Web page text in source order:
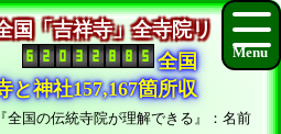
国「吉祥寺」全寺院リ
全国
と神社157,167箇所収
全国の伝統寺院が理解できる』：名前